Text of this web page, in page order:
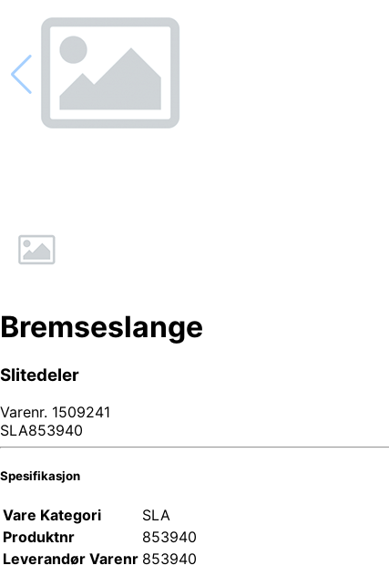
Bremseslange
Slitedeler
Varenr. 1509241
SLA853940
Spesifikasjon
Vare Kategori
SLA
Produktnr
853940
Leverandør Varenr 853940